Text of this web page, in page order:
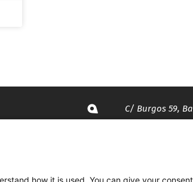
C/ Burgos 59,
how it is used. You can give your